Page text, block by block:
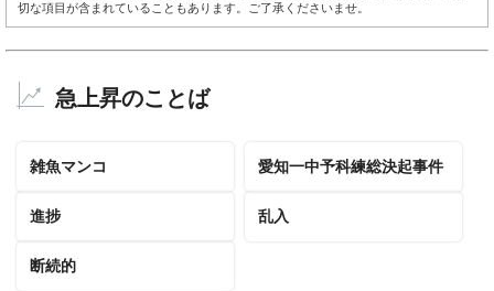
切な項目が含まれていることもあります。ご了承くださいませ。
急上昇のことば
雑魚マンコ 愛知一中予科練総決起事件
進捗 乱入
断続的